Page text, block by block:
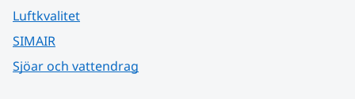
Luftkvalitet
SIMAIR
Sjöar och vattendrag